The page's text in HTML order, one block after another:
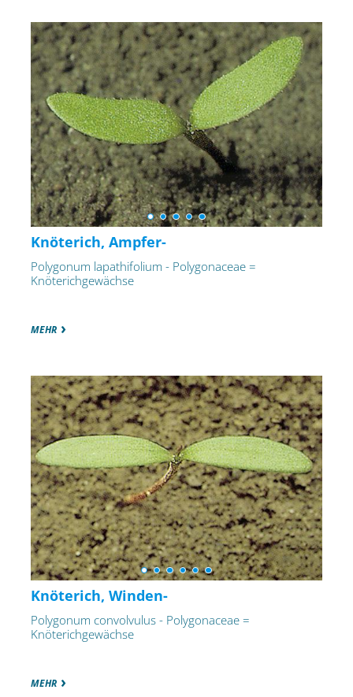
Knöterich, Ampfer-
Polygonum lapathifolium - Polygonaceae =
Knöterichgewächse
MEHR
Knöterich, Winden-
Polygonum convolvulus - Polygonaceae =
Knöterichgewächse
MEHR